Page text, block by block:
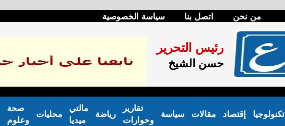
من نحن اتصل بنا سياسة الخصوصية
رئيس التحرير
حسن الشيخ
صحة
وعلوم
محليات
مالتي
ميديا
رياضة
تقارير
وحوارات
سياسة مقالات إقتصاد تكنولوجيا